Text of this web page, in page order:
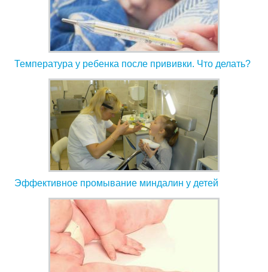
Температура у ребенка после прививки. Что делать?
Эффективное промывание миндалин у детей